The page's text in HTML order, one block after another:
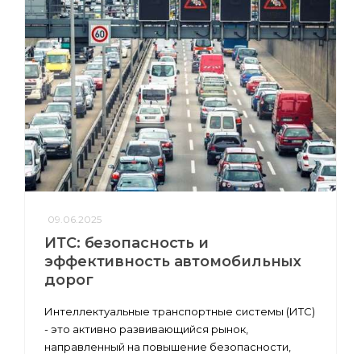
09.06.2025
ИТС: безопасность и
эффективность автомобильных
дорог
Интеллектуальные транспортные системы (ИТС)
- это активно развивающийся рынок,
направленный на повышение безопасности,